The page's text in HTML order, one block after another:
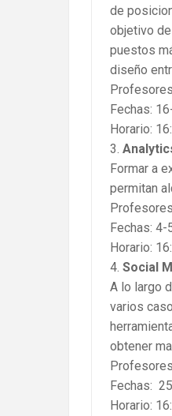
de
objetivo
puestos
diseño
Fechas:
Horario:
Formar a
permitan
Fechas:
Horario:
Social
A lo largo
varios
obtener
Fechas:
Horario: